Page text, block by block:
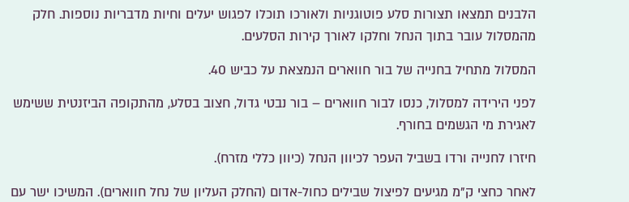
הלבנים תמצאו תצורות סלע פוטוגניות ולאורכו תוכלו לפגוש יעלים וחיות מדבריות נוספות. חלק
מהמסלול עובר בתוך הנחל וחלקו לאורך קירות הסלעים.
המסלול מתחיל בחנייה של בור חווארים הנמצאת על כביש 40.
לפני הירידה למסלול, כנסו לבור חווארים – בור נבטי גדול, חצוב בסלע, מהתקופה הביזנטית ששימש
לאגירת מי הגשמים בחורף.
חיזרו לחנייה ורדו בשביל העפר לכיוון הנחל (כיוון כללי מזרח).
לאחר כחצי ק"מ מגיעים לפיצול שבילים כחול-אדום (החלק העליון של נחל חווארים). המשיכו ישר עם